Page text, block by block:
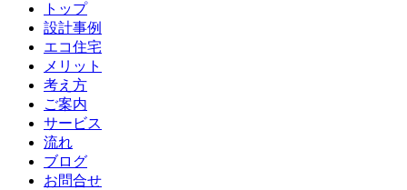
トップ
設計事例
エコ住宅
メリット
考え方
ご案内
サービス
流れ
ブログ
お問合せ